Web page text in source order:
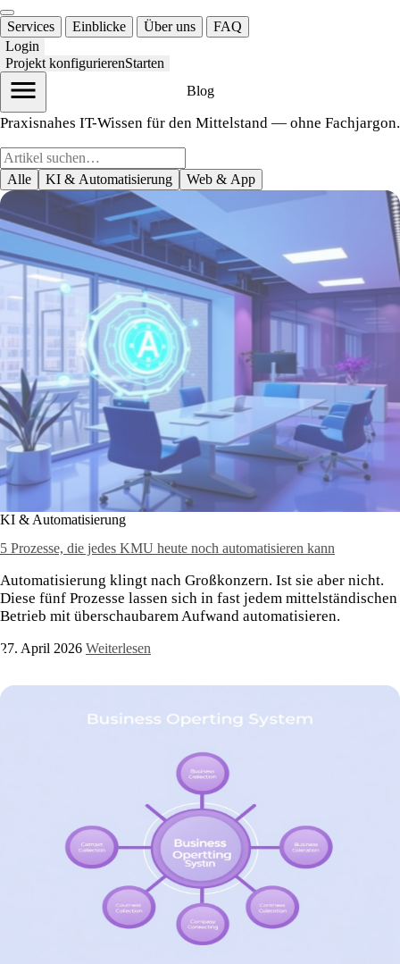
Services Einblicke Über uns
FAQ
Login
Projekt konfigurierenStarten
Blog
Praxisnahes IT-Wissen für den Mittelstand — ohne Fachjargon.
Alle KI & Automatisierung Web & App
KI & Automatisierung
5 Prozesse, die jedes KMU heute noch automatisieren kann
Automatisierung klingt nach Großkonzern. Ist sie aber nicht.
Diese fünf Prozesse lassen sich in fast jedem mittelständischen
Betrieb mit überschaubarem Aufwand automatisieren.
27. April 2026 Weiterlesen